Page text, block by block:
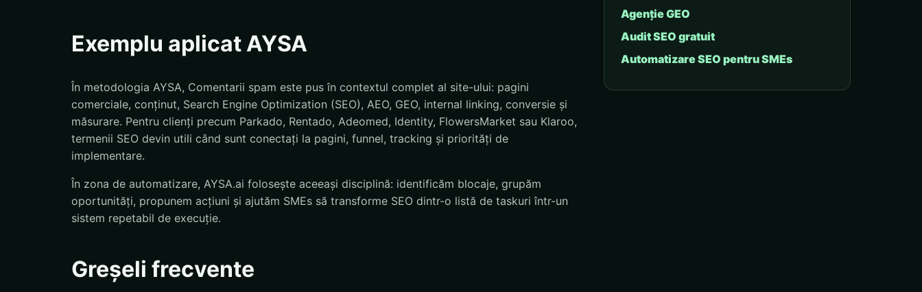
Exemplu aplicat AYSA
În metodologia AYSA, Comentarii spam este pus în contextul complet al site-ului: pagini
comerciale, conținut, Search Engine Optimization (SEO), AEO, GEO, internal linking, conversie și
măsurare. Pentru clienți precum Parkado, Rentado, Adeomed, Identity, FlowersMarket sau Klaroo,
termenii SEO devin utili când sunt conectați la pagini, funnel, tracking și priorități de
implementare.
În zona de automatizare, AYSA.ai folosește aceeași disciplină: identificăm blocaje, grupăm
oportunități, propunem acțiuni și ajutăm SMEs să transforme SEO dintr-o listă de taskuri într-un
sistem repetabil de execuție.
Greșeli frecvente
Agenție GEO
Audit SEO gratuit
Automatizare SEO pentru SMEs